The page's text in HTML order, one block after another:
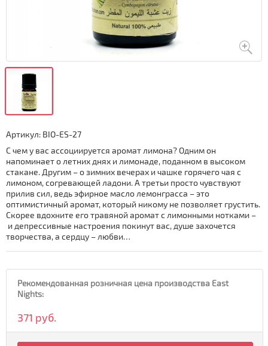
Артикул: BIO-ES-27
С чем у вас ассоциируется аромат лимона? Одним он
напоминает о летних днях и лимонаде, поданном в высоком
стакане. Другим – о зимних вечерах и чашке горячего чая с
лимоном, согревающей ладони. А третьи просто чувствуют
прилив сил, ведь эфирное масло лемонграсса – это
оптимистичный аромат, который никому не позволяет грустить.
Скорее вдохните его травяной аромат с лимонными нотками –
и депрессивные настроения покинут вас, душе захочется
творчества, а сердцу – любви…
Рекомендованная розничная цена производства East
Nights:
371 руб.